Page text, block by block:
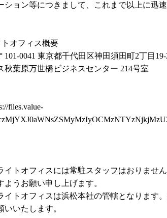
ション等につきまして、これまで以上に迅
オフィス概要
101-0041 東京都千代田区神田須田町2丁目
秋葉原万世橋ビジネスセンター 214号室
files.value-
イトオフィスには常駐スタッフはおりませ
ようお願い申し上げます。
イトオフィスは浜松本社の管轄となります
いいたします。